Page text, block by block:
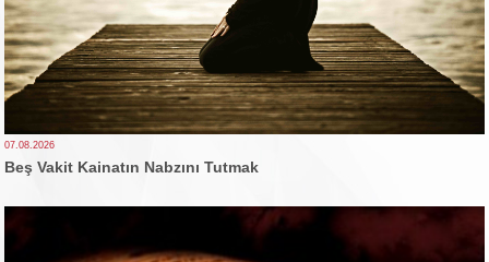
07.08.2026
Beş Vakit Kainatın Nabzını Tutmak